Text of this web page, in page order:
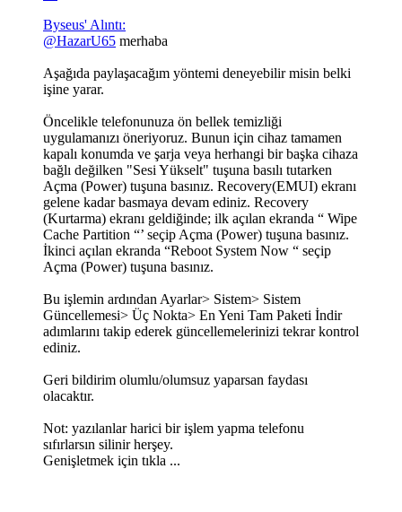
Byseus' Alıntı:
@HazarU65 merhaba
Aşağıda paylaşacağım yöntemi deneyebilir misin belki
işine yarar.
Öncelikle telefonunuza ön bellek temizliği
uygulamanızı öneriyoruz. Bunun için cihaz tamamen
kapalı konumda ve şarja veya herhangi bir başka cihaza
bağlı değilken "Sesi Yükselt" tuşuna basılı tutarken
Açma (Power) tuşuna basınız. Recovery(EMUI) ekranı
gelene kadar basmaya devam ediniz. Recovery
(Kurtarma) ekranı geldiğinde; ilk açılan ekranda “ Wipe
Cache Partition “’ seçip Açma (Power) tuşuna basınız.
İkinci açılan ekranda “Reboot System Now “ seçip
Açma (Power) tuşuna basınız.
Bu işlemin ardından Ayarlar> Sistem> Sistem
Güncellemesi> Üç Nokta> En Yeni Tam Paketi İndir
adımlarını takip ederek güncellemelerinizi tekrar kontrol
ediniz.
Geri bildirim olumlu/olumsuz yaparsan faydası
olacaktır.
Not: yazılanlar harici bir işlem yapma telefonu
sıfırlarsın silinir herşey.
Genişletmek için tıkla ...